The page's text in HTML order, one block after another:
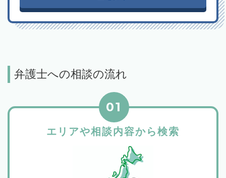
弁護士への相談の流れ
エリアや相談内容から検索
01